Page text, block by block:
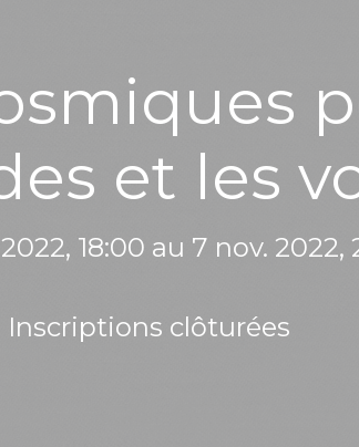
et les
18:00 au 7 nov. 2022,
Inscriptions clôturées